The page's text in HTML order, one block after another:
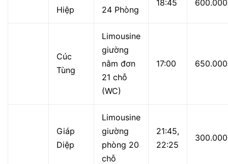
Hiệp
24 Phòng
18:45 600.000
Cúc
Tùng
Limousine
giường
nằm đơn
21 chỗ
(WC)
17:00 650.000
Giáp
Diệp
Limousine
giường
phòng 20
chỗ
21:45,
22:25
300.000